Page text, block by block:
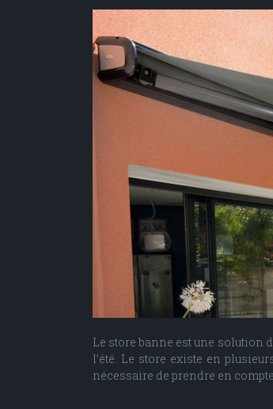
Le store banne est une solution
l’été. Le store existe en
nécessaire de prendre en